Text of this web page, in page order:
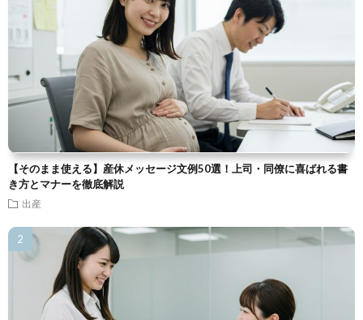
【そのまま使える】産休メッセージ文例50選！上司・同僚に喜ばれる書
き方とマナーを徹底解説
出産